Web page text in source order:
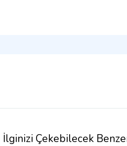
İlginizi Çekebilecek